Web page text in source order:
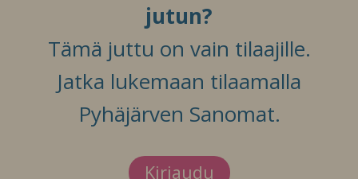
jutun?
Tämä juttu on vain tilaajille.
Jatka lukemaan tilaamalla
Pyhäjärven Sanomat.
Kirjaudu